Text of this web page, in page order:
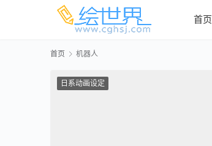
首页
首页 机器人
日系动画设定